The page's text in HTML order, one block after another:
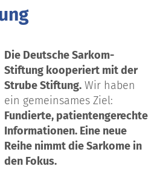
Die Deutsche Sarkom-
Stiftung kooperiert mit der
Strube Stiftung. Wir haben
ein gemeinsames Ziel:
Fundierte, patientengerechte
Informationen. Eine neue
Reihe nimmt die Sarkome in
den Fokus.